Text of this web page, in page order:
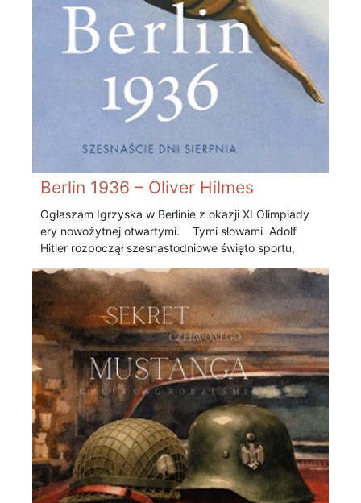
Berlin 1936 – Oliver Hilmes
Ogłaszam Igrzyska w Berlinie z okazji XI Olimpiady
ery nowożytnej otwartymi. Tymi słowami Adolf
Hitler rozpoczął szesnastodniowe święto sportu,